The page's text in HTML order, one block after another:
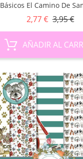
Básicos El Camino De
2,77 € Precio
3,95 €
AÑADIR AL